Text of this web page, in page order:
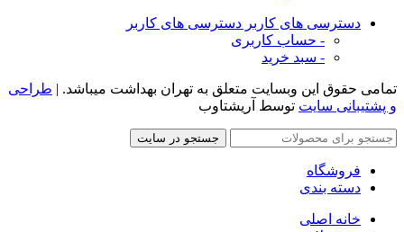
دسترسی های کاربر دسترسی های کاربر
- حساب کاربری
- سبد خرید
تمامی حقوق این وبسایت متعلق به تهران بهداشت میباشد. | طراحی
و پشتیبانی سایت توسط آریشتاوب
جستجو در سایت
فروشگاه
دسته بندی
خانه اصلی